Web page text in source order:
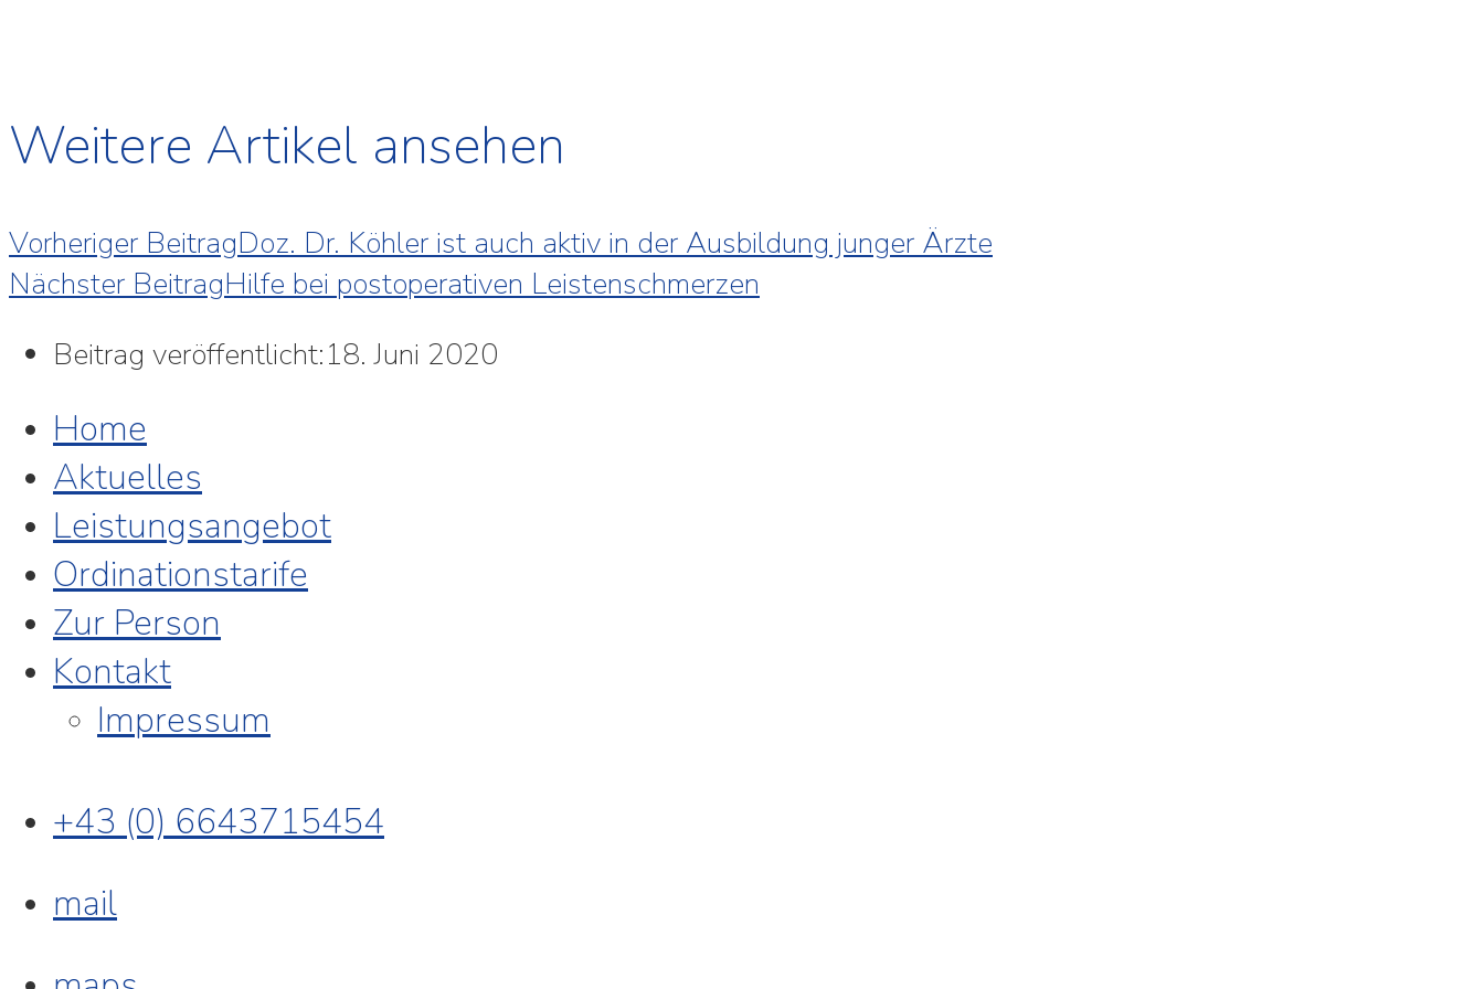
Weitere Artikel ansehen
Vorheriger BeitragDoz. Dr. Köhler ist auch aktiv in der Ausbildung junger Ärzte
Nächster BeitragHilfe bei post­operativen Leisten­schmerzen
Beitrag veröffentlicht:18. Juni 2020
Home
Aktuelles
Leistungsangebot
Ordinationstarife
Zur Person
Kontakt
Impressum
+43 (0) 6643715454
mail